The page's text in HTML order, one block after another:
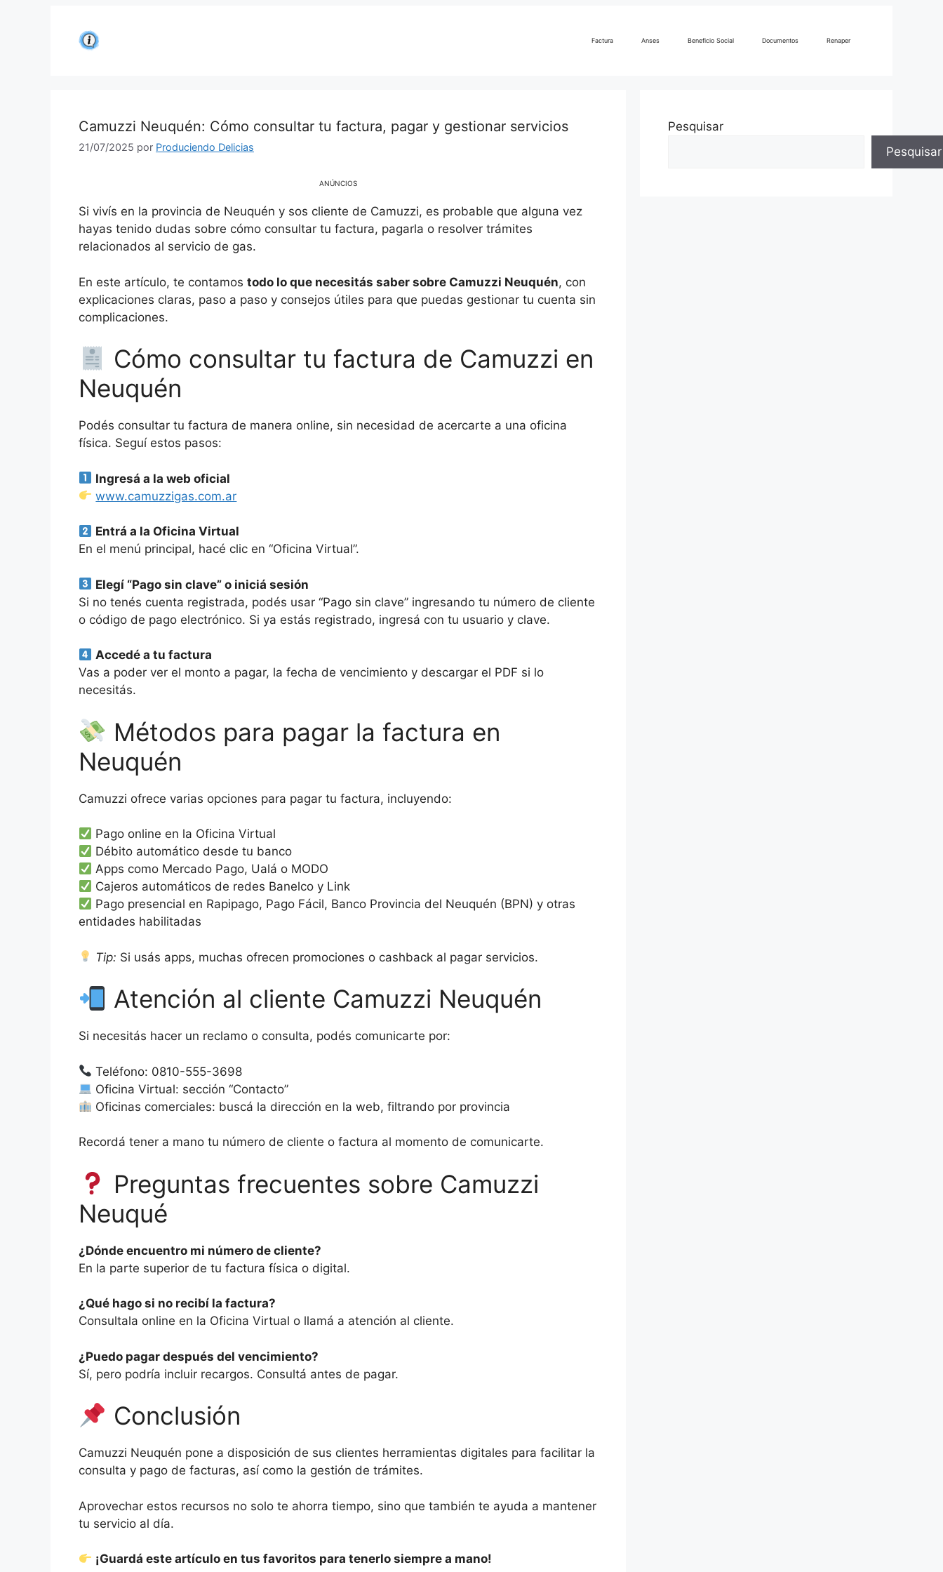
Factura Anses Beneficio Social Documentos Renaper
Camuzzi Neuquén: Cómo consultar tu factura, pagar y gestionar servicios
21/07/2025 por Produciendo Delicias
ANÚNCIOS
Si vivís en la provincia de Neuquén y sos cliente de Camuzzi, es probable que alguna vez
hayas tenido dudas sobre cómo consultar tu factura, pagarla o resolver trámites
relacionados al servicio de gas.
En este artículo, te contamos todo lo que necesitás saber sobre Camuzzi Neuquén, con
explicaciones claras, paso a paso y consejos útiles para que puedas gestionar tu cuenta sin
complicaciones.
Cómo consultar tu factura de Camuzzi en
Neuquén
Podés consultar tu factura de manera online, sin necesidad de acercarte a una oficina
física. Seguí estos pasos:
Ingresá a la web oficial
www.camuzzigas.com.ar
Entrá a la Oficina Virtual
En el menú principal, hacé clic en “Oficina Virtual”.
Elegí “Pago sin clave” o iniciá sesión
Si no tenés cuenta registrada, podés usar “Pago sin clave” ingresando tu número de cliente
o código de pago electrónico. Si ya estás registrado, ingresá con tu usuario y clave.
Accedé a tu factura
Vas a poder ver el monto a pagar, la fecha de vencimiento y descargar el PDF si lo
necesitás.
Métodos para pagar la factura en
Neuquén
Camuzzi ofrece varias opciones para pagar tu factura, incluyendo:
Pago online en la Oficina Virtual
Débito automático desde tu banco
Apps como Mercado Pago, Ualá o MODO
Cajeros automáticos de redes Banelco y Link
Pago presencial en Rapipago, Pago Fácil, Banco Provincia del Neuquén (BPN) y otras
entidades habilitadas
Tip: Si usás apps, muchas ofrecen promociones o cashback al pagar servicios.
Atención al cliente Camuzzi Neuquén
Si necesitás hacer un reclamo o consulta, podés comunicarte por:
Teléfono: 0810-555-3698
Oficina Virtual: sección “Contacto”
Oficinas comerciales: buscá la dirección en la web, filtrando por provincia
Recordá tener a mano tu número de cliente o factura al momento de comunicarte.
Preguntas frecuentes sobre Camuzzi
Neuqué
¿Dónde encuentro mi número de cliente?
En la parte superior de tu factura física o digital.
¿Qué hago si no recibí la factura?
Consultala online en la Oficina Virtual o llamá a atención al cliente.
¿Puedo pagar después del vencimiento?
Sí, pero podría incluir recargos. Consultá antes de pagar.
Conclusión
Camuzzi Neuquén pone a disposición de sus clientes herramientas digitales para facilitar la
consulta y pago de facturas, así como la gestión de trámites.
Aprovechar estos recursos no solo te ahorra tiempo, sino que también te ayuda a mantener
tu servicio al día.
¡Guardá este artículo en tus favoritos para tenerlo siempre a mano!
Pesquisar
Pesquisar